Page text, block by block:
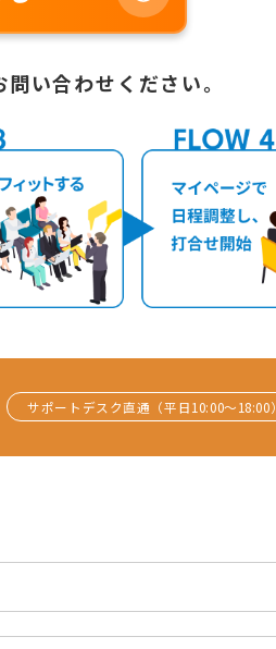
い合わせください。
サポートデスク直通（平日10:00〜18:00）